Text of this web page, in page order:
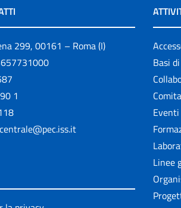
299, 00161 – Roma (I)
1
Basi
Eventi
Linee